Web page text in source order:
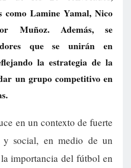
como Lamine Yamal, Nico
Muñoz. Además, se
que se unirán en
la estrategia de la
un grupo competitivo en
en un contexto de fuerte
y social, en medio de un
importancia del fútbol en